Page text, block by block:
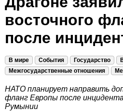
восточного
после
В мире События Государство
Межгосударственные отношения
НАТО планирует направить
фланг Европы после
Румынии